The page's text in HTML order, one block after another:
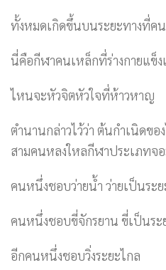
ทั้งหมดเกิดขึ้นบนระยะทางที่ค
นี่คือกีฬาคนเหล็กที่ร่างกายแข็
ไหนจะหัวจิตหัวใจที่ห้าวหาญ
ตำนานกล่าวไว้ว่า ต้นกำเนิดข
สามคนหลงใหลกีฬาประเภทจ
คนหนึ่งชอบว่ายน้ำ ว่ายเป็นระ
คนหนึ่งชอบขี่จักรยาน ขี่เป็นระ
อีกคนหนึ่งชอบวิ่งระยะไกล